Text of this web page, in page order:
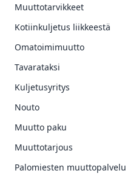
Muuttotarvikkeet
Kotiinkuljetus liikkeestä
Omatoimimuutto
Tavarataksi
Kuljetusyritys
Nouto
Muutto paku
Muuttotarjous
Palomiesten muuttopalvelu